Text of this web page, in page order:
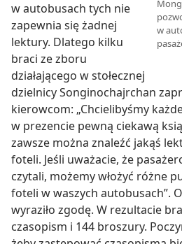
w
w autobusach tych nie
zapewnia się żadnej
lektury. Dlatego kilku
braci ze zboru
działającego w stołecznej
dzielnicy Songinochajrchan
kierowcom: „Chcielibyśmy
w prezencie pewną ciekawą
zawsze można znaleźć jakąś
foteli. Jeśli uważacie, że
czytali, możemy włożyć różne
foteli w waszych autobusach”.
wyraziło zgodę. W rezultacie
czasopism i 144 broszury.